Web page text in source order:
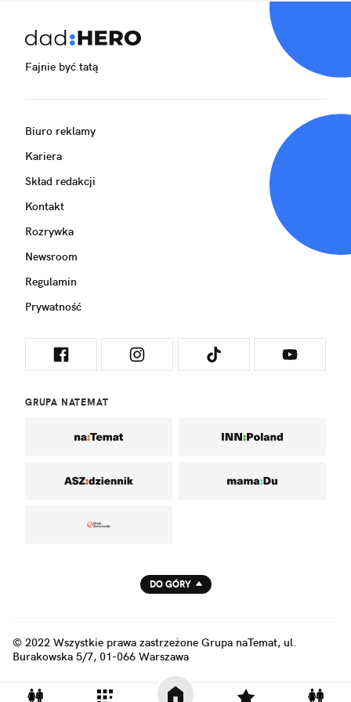
Fajnie być tatą
Biuro reklamy
Kariera
Skład redakcji
Kontakt
Rozrywka
Newsroom
Regulamin
Prywatność
GRUPA NATEMAT
DO GÓRY
© 2022 Wszystkie prawa zastrzeżone Grupa naTemat, ul.
Burakowska 5/7, 01-066 Warszawa